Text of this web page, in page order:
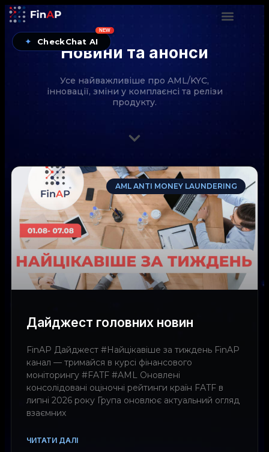
✦ CheckChat AI
NEW
Новини та анонси
Усе найважливіше про AML/KYC,
інновації, зміни у комплаєнсі та релізи
продукту.
AML ANTI MONEY LAUNDERING
Дайджест головних новин
FinAP Дайджест #Найцікавіше за тиждень FinAP
канал — тримайся в курсі фінансового
моніторингу #FATF #AML Оновлені
консолідовані оціночні рейтинги країн FATF в
липні 2026 року Група оновлює актуальний огляд
взаємних
ЧИТАТИ ДАЛІ